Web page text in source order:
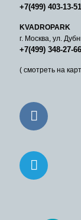
+7(499) 403-13-51
KVADROPARK
г. Москва, ул.
+7(499) 348-27-66
( смотреть на